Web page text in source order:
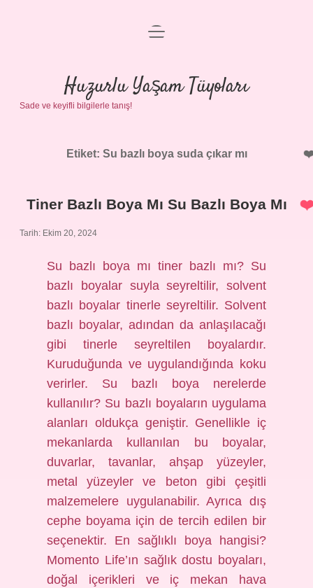
Anasayfa
Gizlilik Politikası
Yasal Uyarı
menüyü
Huzurlu Yaşam Tüyoları
Sade ve keyifli bilgilerle tanış!
Etiket: Su bazlı boya suda çıkar mı
Tiner Bazlı Boya Mı Su Bazlı Boya Mı
Tarih: Ekim 20, 2024
Su bazlı boya mı tiner bazlı mı? Su
bazlı boyalar suyla seyreltilir, solvent
bazlı boyalar tinerle seyreltilir. Solvent
bazlı boyalar, adından da anlaşılacağı
gibi tinerle seyreltilen boyalardır.
Kuruduğunda ve uygulandığında koku
verirler. Su bazlı boya nerelerde
kullanılır? Su bazlı boyaların uygulama
alanları oldukça geniştir. Genellikle iç
mekanlarda kullanılan bu boyalar,
duvarlar, tavanlar, ahşap yüzeyler,
metal yüzeyler ve beton gibi çeşitli
malzemelere uygulanabilir. Ayrıca dış
cephe boyama için de tercih edilen bir
seçenektir. En sağlıklı boya hangisi?
Momento Life’ın sağlık dostu boyaları,
doğal içerikleri ve iç mekan hava